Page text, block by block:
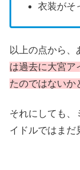
衣装がそ
以上の点から、
は過去に大宮ア
たのではないか
それにしても、
イドルではまだ